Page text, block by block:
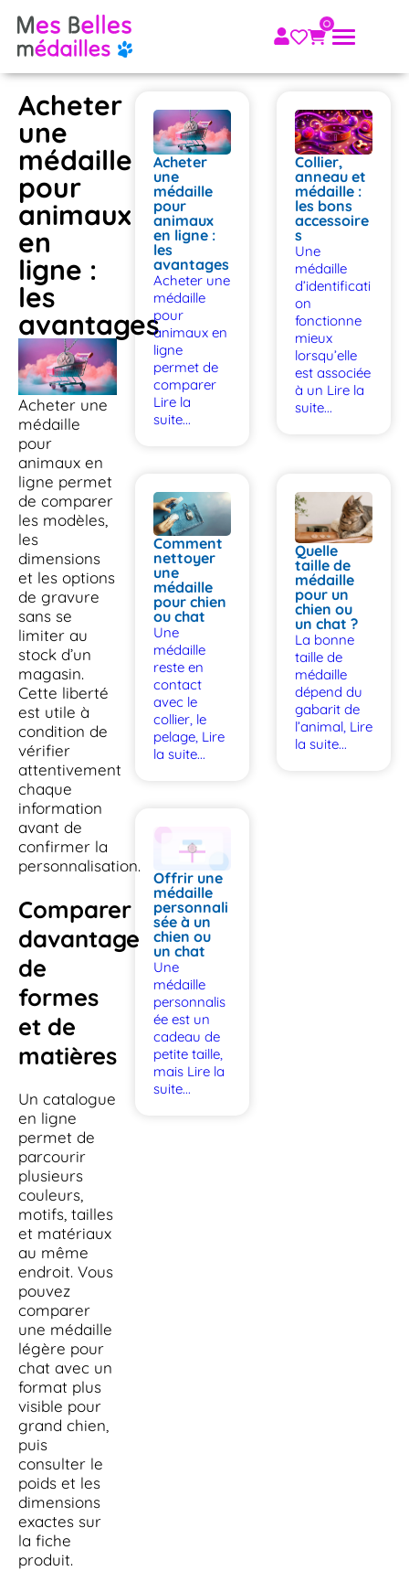
Acheter
une
médaille
pour
animaux
en
ligne :
les
avantages
Acheter une
médaille
pour
animaux en
ligne permet
de comparer
les modèles,
les
dimensions
et les options
de gravure
sans se
limiter au
stock d’un
magasin.
Cette liberté
est utile à
condition de
vérifier
attentivement
chaque
information
avant de
confirmer la
personnalisation.
Comparer
davantage
de
formes
et de
matières
Un catalogue
en ligne
permet de
parcourir
plusieurs
couleurs,
motifs, tailles
et matériaux
au même
endroit. Vous
pouvez
comparer
une médaille
légère pour
chat avec un
format plus
visible pour
grand chien,
puis
consulter le
poids et les
dimensions
exactes sur
la fiche
produit.
Acheter
une
médaille
pour
animaux
en ligne :
les
avantages
Acheter une
médaille
pour
animaux en
ligne
permet de
comparer
Lire la
suite...
Collier,
anneau et
médaille :
les bons
accessoire
s
Une
médaille
d’identificati
on
fonctionne
mieux
lorsqu’elle
est associée
à un Lire la
suite...
Comment
nettoyer
une
médaille
pour chien
ou chat
Une
médaille
reste en
contact
avec le
collier, le
pelage, Lire
la suite...
Quelle
taille de
médaille
pour un
chien ou
un chat ?
La bonne
taille de
médaille
dépend du
gabarit de
l’animal, Lire
la suite...
Offrir une
médaille
personnali
sée à un
chien ou
un chat
Une
médaille
personnalis
ée est un
cadeau de
petite taille,
mais Lire la
suite...